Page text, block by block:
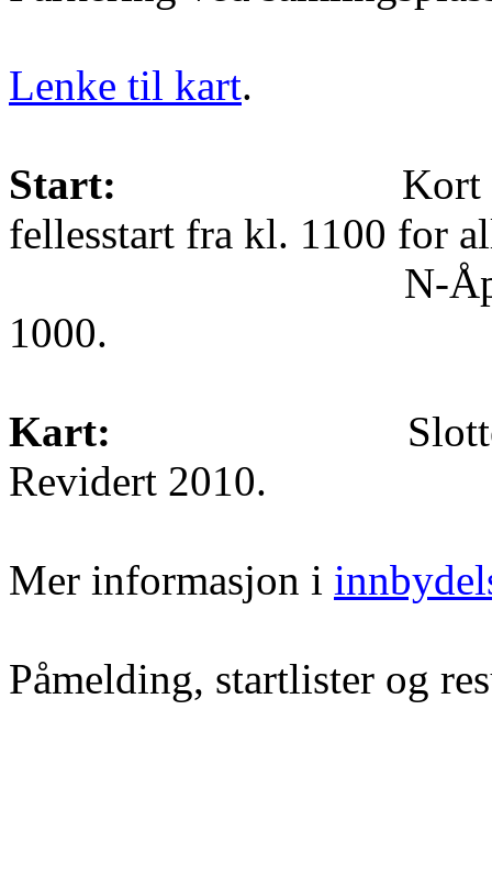
Lenke til kart.
Start: Kort
fellesstart fra kl. 1100 for
N-Åpen. N-
1000.
Kart:
Revidert 2010.
Mer informasjon i
Påmelding, startlister og